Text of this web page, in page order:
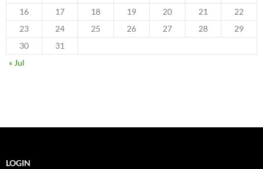
16
17 18 19 20 21
22
23
24 25 26 27 28
29
30
31
« Jul
LOGIN